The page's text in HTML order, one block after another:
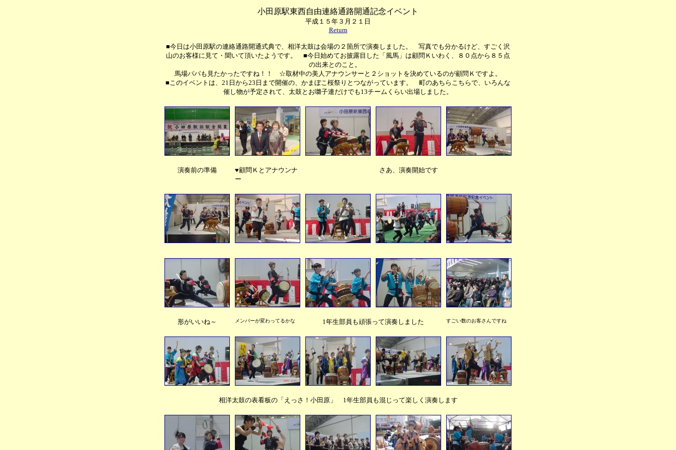
小田原駅東西自由連絡通路開通記念イベント
平成１５年３月２１日
Return
■今日は小田原駅の連絡通路開通式典で、相洋太鼓は会場の２箇所で演奏しました。 写真でも分かるけど、すごく沢
山のお客様に見て・聞いて頂いたようです。 ■今日始めてお披露目した「風馬」は顧問Ｋいわく、８０点から８５点
の出来とのこと。
馬場パパも見たかったですね！！ ☆取材中の美人アナウンサーと２ショットを決めているのが顧問Ｋですよ。
■このイベントは、21日から23日まで開催の、かまぼこ桜祭りとつながっています。 町のあちらこちらで、いろんな
催し物が予定されて、太鼓とお囃子連だけでも13チームくらい出場しました。
演奏前の準備
♥顧問Ｋとアナウンナ
ー
さあ、演奏開始です
形がいいね～ メンバーが変わってるかな 1年生部員も頑張って演奏しました すごい数のお客さんですね
相洋太鼓の表看板の「えっさ！小田原」 1年生部員も混じって楽しく演奏します